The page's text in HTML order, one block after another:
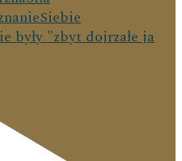
były "zbyt dojrzałe ja